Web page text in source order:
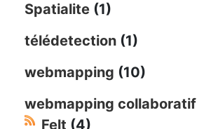
Spatialite (1)
télédetection (1)
webmapping (10)
webmapping collaboratif
Felt (4)